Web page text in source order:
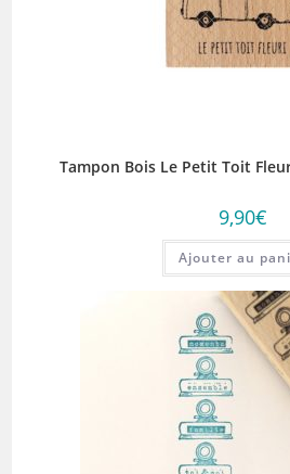
Tampon Bois Le Petit Toit
9,90€
Ajouter au